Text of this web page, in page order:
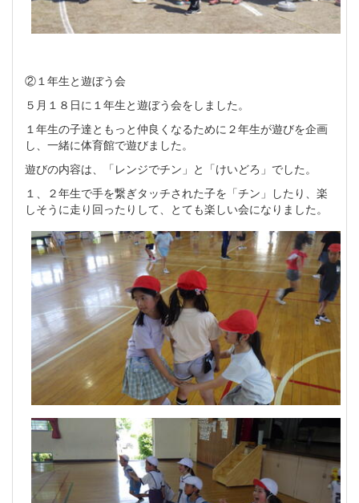
②１年生と遊ぼう会
５月１８日に１年生と遊ぼう会をしました。
１年生の子達ともっと仲良くなるために２年生が遊びを企画
し、一緒に体育館で遊びました。
遊びの内容は、「レンジでチン」と「けいどろ」でした。
１、２年生で手を繋ぎタッチされた子を「チン」したり、楽
しそうに走り回ったりして、とても楽しい会になりました。